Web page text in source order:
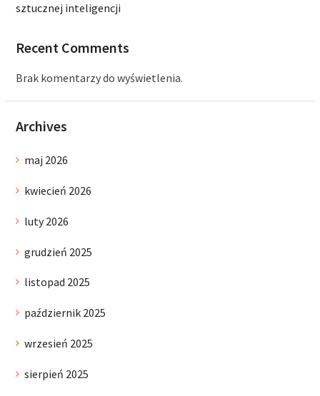
sztucznej inteligencji
Recent Comments
Brak komentarzy do wyświetlenia.
Archives
maj 2026
kwiecień 2026
luty 2026
grudzień 2025
listopad 2025
październik 2025
wrzesień 2025
sierpień 2025